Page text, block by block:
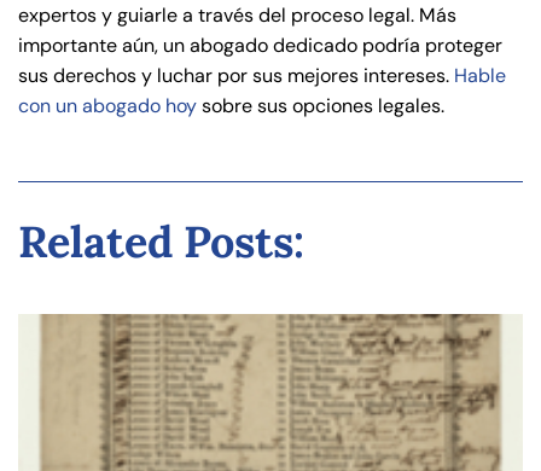
expertos y guiarle a través del proceso legal. Más
importante aún, un abogado dedicado podría proteger
sus derechos y luchar por sus mejores intereses. Hable
con un abogado hoysobre sus opciones legales.
Related Posts: